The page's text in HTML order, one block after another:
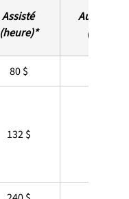
Assisté
(heure)*
Autonome
(heure)
80 $
132 $